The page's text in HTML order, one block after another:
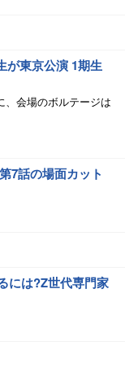
が東京公演 1期生
、会場のボルテージは
7話の場面カット
には?Z世代専門家